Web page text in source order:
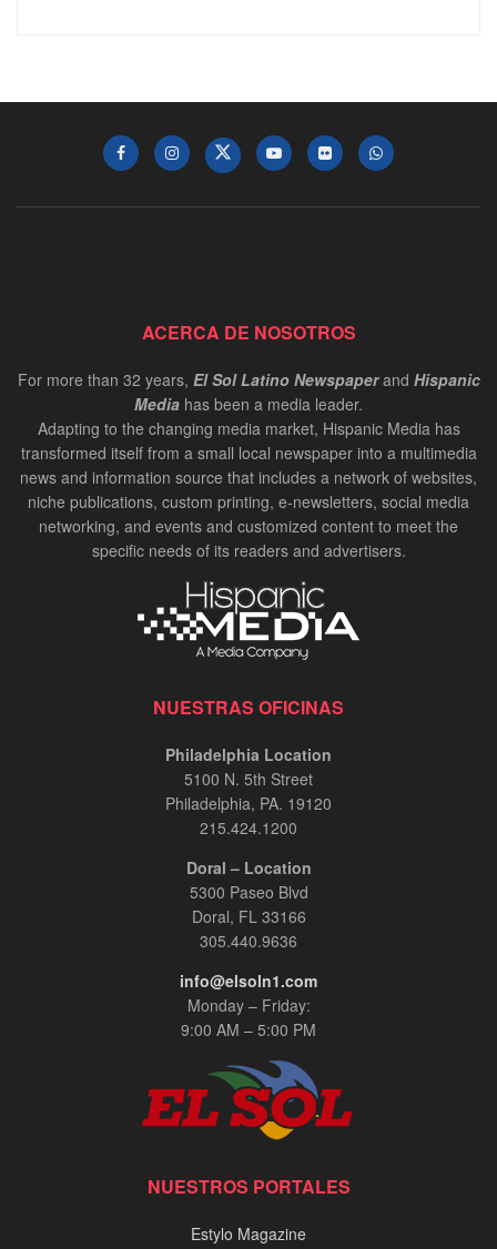
ACERCA DE NOSOTROS
For more than 32 years, El Sol Latino Newspaperand Hispanic
Media has been a media leader.
Adapting to the changing media market, Hispanic Media has
transformed itself from a small local newspaper into a multimedia
news and information source that includes a network of websites,
niche publications, custom printing, e-newsletters, social media
networking, and events and customized content to meet the
specific needs of its readers and advertisers.
NUESTRAS OFICINAS
Philadelphia Location
5100 N. 5th Street
Philadelphia, PA. 19120
215.424.1200
Doral – Location
5300 Paseo Blvd
Doral, FL 33166
305.440.9636
info@elsoln1.com
Monday – Friday:
9:00 AM – 5:00 PM
NUESTROS PORTALES
Estylo Magazine